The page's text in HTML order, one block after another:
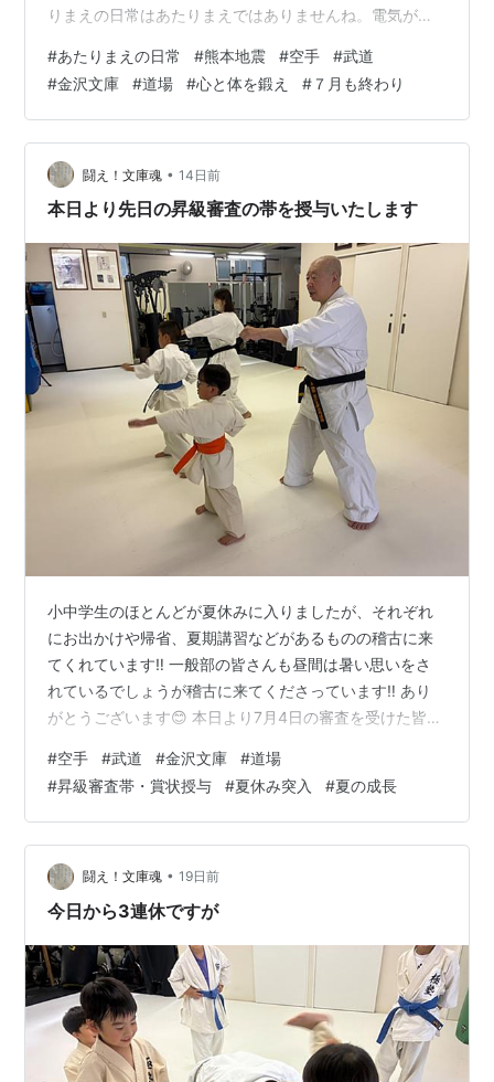
りまえの日常はあたりまえではありませんね。電気が通
ること感謝しています。 昼間にお仕事や通勤で大変な思
いをされていても稽古に来てくださってありがとうござ
います。 子ども達もそれぞれお出かけしたりしながらも
人数は多い時も少ない時もありますがみんな元気いっぱ
いです^_^ 稽古にくる曜日も普段と全然違ったりして。 8
月の健康チェックシートとお盆の時…
#あたりまえの日常 #熊本地震 #空手 #武道
#金沢文庫 #道場 #心と体を鍛え # ７月も終わり
闘え！文庫魂 • 14日前
本日より先日の昇級審査の帯を授与いたします
小中学生のほとんどが夏休みに入りましたが、それぞれ
にお出かけや帰省、夏期講習などがあるものの稽古に来
てくれています‼️ 一般部の皆さんも昼間は暑い思いをさ
れているでしょうが稽古に来てくださっています‼️ あり
がとうございます😊 本日より7月4日の審査を受けた皆さ
い方は遠慮なくお申し出ください☺️ また昨日から8月の
健康チェックシートお渡ししています。 夏は心身ともに
成長する時期です^_^出かけるも良し‼️でも稽古に来られ
る時には集中していきましょう‼️ 稽古待っています。 押
忍 私はこの後先においとましましたが、その後も激しい
組手が行われたよう…
#空手 #武道 #金沢文庫 #道場
#昇級審査帯・賞状授与 #夏休み突入 #夏の成長
闘え！文庫魂 • 19日前
今日から3連休ですが